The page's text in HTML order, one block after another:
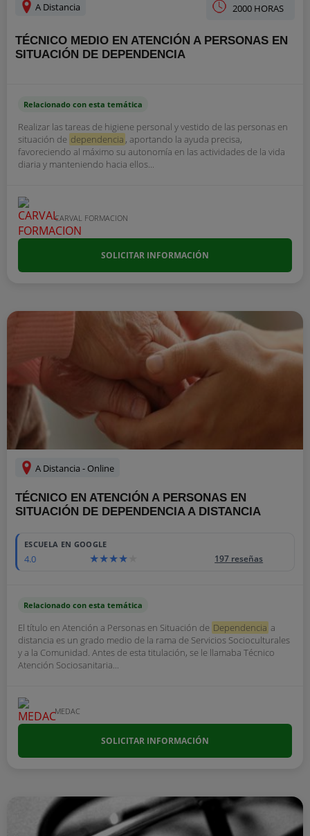
A Distancia 2000 HORAS
TÉCNICO MEDIO EN ATENCIÓN A PERSONAS EN
SITUACIÓN DE DEPENDENCIA
Relacionado con esta temática
Realizar las tareas de higiene personal y vestido de las personas en
situación de dependencia , aportando la ayuda precisa,
favoreciendo al máximo su autonomía en las actividades de la vida
diaria y manteniendo hacia ellos...
CARVAL FORMACION
SOLICITAR INFORMACIÓN
A Distancia - Online
TÉCNICO EN ATENCIÓN A PERSONAS EN
SITUACIÓN DE DEPENDENCIA A DISTANCIA
ESCUELA EN GOOGLE
4.0 197 reseñas
Relacionado con esta temática
El título en Atención a Personas en Situación de Dependencia a
distancia es un grado medio de la rama de Servicios Socioculturales
y a la Comunidad. Antes de esta titulación, se le llamaba Técnico
Atención Sociosanitaria...
MEDAC
SOLICITAR INFORMACIÓN